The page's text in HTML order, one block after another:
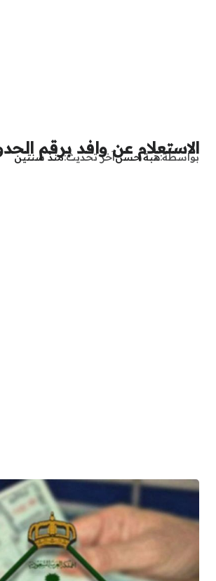
الاستعلام عن وافد برقم
بواسطةهبة حسنآخر تحديثمنذ سنتين